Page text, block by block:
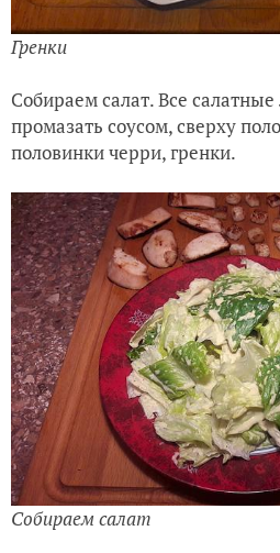
Гренки
Собираем салат. Все салатные
промазать соусом, сверху
половинки черри, гренки.
Собираем салат